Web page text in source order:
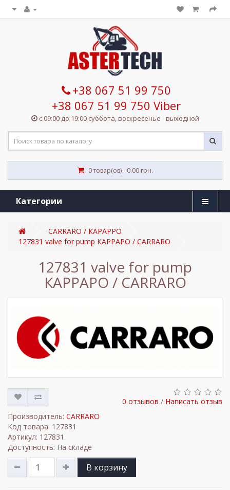
+38 067 51 99 750
+38 067 51 99 750 Viber
с 09:00 до 19:00 суббота, воскресенье - выходной
0 товар(ов) - 0.00 грн.
Категории
CARRARO / КАРАРРО
127831 valve for pump КАРРАРО / CARRARO
127831 valve for pump
КАРРАРО / CARRARO
0 отзывов / Написать отзыв
Производитель: CARRARO
Код товара: 127831
Артикул: 127831
Доступность: На складе
В корзину